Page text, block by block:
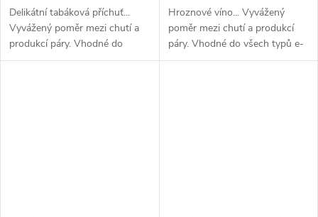
Delikátní tabáková příchuť...
Vyvážený poměr mezi chutí a
produkcí páry. Vhodné do
všech typů e-cigaret
Hroznové víno... Vyvážený
poměr mezi chutí a produkcí
páry. Vhodné do všech typů e-
cigaret